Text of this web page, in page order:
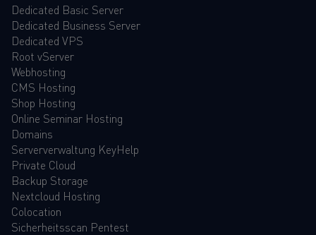
Dedicated Basic Server
Dedicated Business Server
Dedicated VPS
Root vServer
Webhosting
CMS Hosting
Shop Hosting
Online Seminar Hosting
Domains
Serververwaltung KeyHelp
Private Cloud
Backup Storage
Nextcloud Hosting
Colocation
Sicherheitsscan Pentest